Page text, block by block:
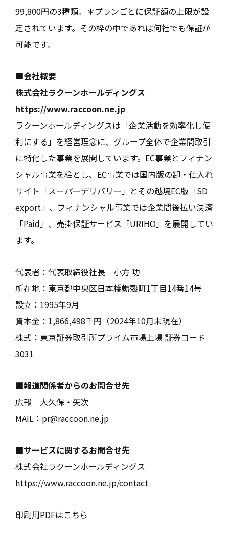
99,800円の3種類。＊プランごとに保証額の上限が設
定されています。その枠の中であれば何社でも保証が
可能です。
■会社概要
株式会社ラクーンホールディングス
https://www.raccoon.ne.jp
ラクーンホールディングスは「企業活動を効率化し便
利にする」を経営理念に、グループ全体で企業間取引
に特化した事業を展開しています。EC事業とフィナン
シャル事業を柱とし、EC事業では国内版の卸・仕入れ
サイト「スーパーデリバリー」とその越境EC版「SD
export」、フィナンシャル事業では企業間後払い決済
「Paid」、売掛保証サービス「URIHO」を展開してい
ます。
代表者：代表取締役社長 小方 功
所在地：東京都中央区日本橋蛎殻町1丁目14番14号
設立：1995年9月
資本金：1,866,498千円（2024年10月末現在）
株式：東京証券取引所プライム市場上場 証券コード
3031
■報道関係者からのお問合せ先
広報 大久保・矢次
MAIL： pr@raccoon.ne.jp
■サービスに関するお問合せ先
株式会社ラクーンホールディングス
https://www.raccoon.ne.jp/contact
印刷用PDFはこちら